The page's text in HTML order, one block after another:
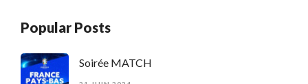
Popular Posts
Soirée MATCH